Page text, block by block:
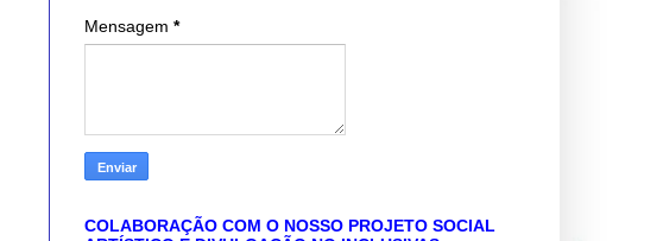
Mensagem *
COLABORAÇÃO COM O NOSSO PROJETO SOCIAL